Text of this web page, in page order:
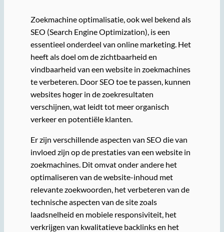
Zoekmachine optimalisatie, ook wel bekend als
SEO (Search Engine Optimization), is een
essentieel onderdeel van online marketing. Het
heeft als doel om de zichtbaarheid en
vindbaarheid van een website in zoekmachines
te verbeteren. Door SEO toe te passen, kunnen
websites hoger in de zoekresultaten
verschijnen, wat leidt tot meer organisch
verkeer en potentiële klanten.
Er zijn verschillende aspecten van SEO die van
invloed zijn op de prestaties van een website in
zoekmachines. Dit omvat onder andere het
optimaliseren van de website-inhoud met
relevante zoekwoorden, het verbeteren van de
technische aspecten van de site zoals
laadsnelheid en mobiele responsiviteit, het
verkrijgen van kwalitatieve backlinks en het